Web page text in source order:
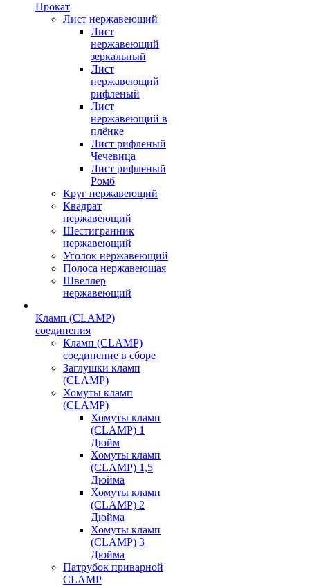
Прокат
Лист нержавеющий
Лист
нержавеющий
зеркальный
Лист
нержавеющий
рифленый
Лист
нержавеющий в
плёнке
Лист рифленый
Чечевица
Лист рифленый
Ромб
Круг нержавеющий
Квадрат
нержавеющий
Шестигранник
нержавеющий
Уголок нержавеющий
Полоса нержавеющая
Швеллер
нержавеющий
Кламп (CLAMP)
соединения
Кламп (CLAMP)
соединение в сборе
Заглушки кламп
(CLAMP)
Хомуты кламп
(CLAMP)
Хомуты кламп
(CLAMP) 1
Дюйм
Хомуты кламп
(CLAMP) 1,5
Дюйма
Хомуты кламп
(CLAMP) 2
Дюйма
Хомуты кламп
(CLAMP) 3
Дюйма
Патрубок приварной
CLAMP